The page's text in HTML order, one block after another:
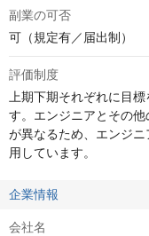
副業の可否
可（規定有／届出制）
評価制度
上期下期それぞれに目
す。エンジニアとその
が異なるため、エンジ
用しています。
企業情報
会社名